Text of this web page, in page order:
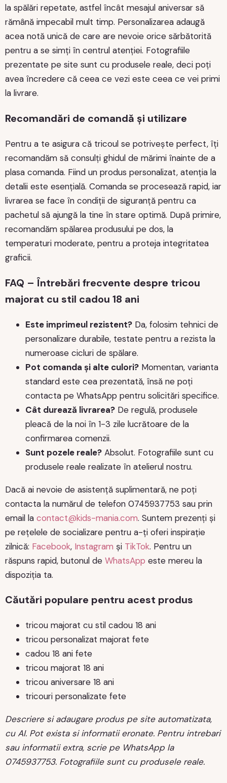
la spălări repetate, astfel încât mesajul aniversar să
rămână impecabil mult timp. Personalizarea adaugă
acea notă unică de care are nevoie orice sărbătorită
pentru a se simți în centrul atenției. Fotografiile
prezentate pe site sunt cu produsele reale, deci poți
avea încredere că ceea ce vezi este ceea ce vei primi
la livrare.
Recomandări de comandă și utilizare
Pentru a te asigura că tricoul se potrivește perfect, îți
recomandăm să consulți ghidul de mărimi înainte de a
plasa comanda. Fiind un produs personalizat, atenția la
detalii este esențială. Comanda se procesează rapid, iar
livrarea se face în condiții de siguranță pentru ca
pachetul să ajungă la tine în stare optimă. După primire,
recomandăm spălarea produsului pe dos, la
temperaturi moderate, pentru a proteja integritatea
graficii.
FAQ – Întrebări frecvente despre tricou
majorat cu stil cadou 18 ani
Este imprimeul rezistent? Da, folosim tehnici de
personalizare durabile, testate pentru a rezista la
numeroase cicluri de spălare.
Pot comanda și alte culori? Momentan, varianta
standard este cea prezentată, însă ne poți
contacta pe WhatsApp pentru solicitări specifice.
Cât durează livrarea? De regulă, produsele
pleacă de la noi în 1-3 zile lucrătoare de la
confirmarea comenzii.
Sunt pozele reale? Absolut. Fotografiile sunt cu
produsele reale realizate în atelierul nostru.
Dacă ai nevoie de asistență suplimentară, ne poți
contacta la numărul de telefon 0745937753 sau prin
email la contact@kids-mania.com. Suntem prezenți și
pe rețelele de socializare pentru a-ți oferi inspirație
zilnică: Facebook, Instagram și TikTok. Pentru un
răspuns rapid, butonul de WhatsApp este mereu la
dispoziția ta.
Căutări populare pentru acest produs
tricou majorat cu stil cadou 18 ani
tricou personalizat majorat fete
cadou 18 ani fete
tricou majorat 18 ani
tricou aniversare 18 ani
tricouri personalizate fete
Descriere si adaugare produs pe site automatizata,
cu AI. Pot exista si informatii eronate. Pentru intrebari
sau informatii extra, scrie pe WhatsApp la
0745937753. Fotografiile sunt cu produsele reale.